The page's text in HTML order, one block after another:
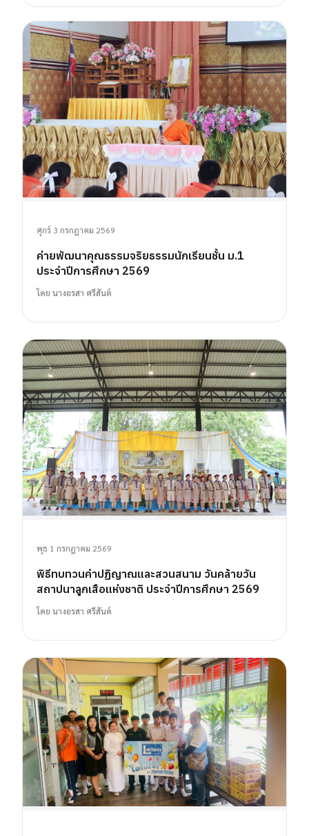
ศุกร์ 3 กรกฎาคม 2569
ค่ายพัฒนาคุณธรรมจริยธรรมนักเรียนชั้น ม.1
ประจำปีการศึกษา 2569
โดย นางอรสา ศรีสันต์
พุธ 1 กรกฎาคม 2569
พิธีทบทวนคำปฏิญาณและสวนสนาม วันคล้ายวัน
สถาปนาลูกเสือแห่งชาติ ประจำปีการศึกษา 2569
โดย นางอรสา ศรีสันต์